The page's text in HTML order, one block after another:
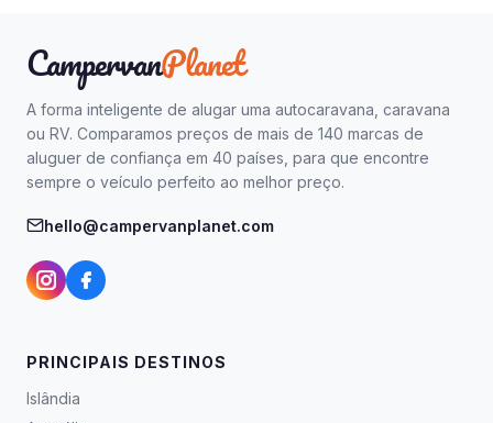
CampervanPlanet
A forma inteligente de alugar uma autocaravana, caravana
ou RV. Comparamos preços de mais de 140 marcas de
aluguer de confiança em 40 países, para que encontre
sempre o veículo perfeito ao melhor preço.
hello@campervanplanet.com
PRINCIPAIS DESTINOS
Islândia